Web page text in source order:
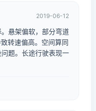
2019-06-12
悬架偏软，部分弯道
转速偏高。空间算同
题。长途行驶表现一